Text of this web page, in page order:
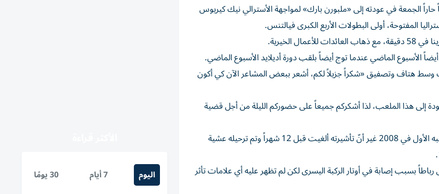
حاراً الجمعة في عودته إلى «ملبورن بارك» لمواجهة الأسترالي نيك كيريوس
المفتوحة، أولى البطولات الأربع الكبرى فيالتنس.
الأسبوع الماضي عندما توج أيضاً بلقب دورة أديلايد الأسبوع الماضي.
وسط هتاف وتصفيق «شكراً جزيلاً لكم، أشعر ببعض المشاعر الآن كي أكون
«كنت أتطلع حقاً للعودة إلى هذا الملعب، لذا أشكركم جميعاً على حضوركم الليلة من أجل قضية
سيطر ديوكوفيتش على بطولة أستراليا المفتوحة منذ فوزه بلقبه الأول في 2008 غير أنّ تأشيرته ألغيت قبل 12 شهراً وتم ترحيله عشية
بسبب إصابة في أوتار الركبة اليسرى لكن لم تظهر عليه أي علامات تأثر
اليوم 7 أيام 30 يومًا